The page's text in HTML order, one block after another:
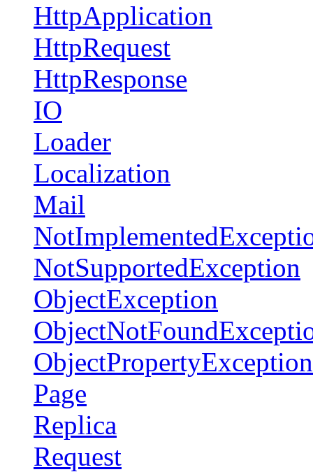
HttpApplication
HttpRequest
HttpResponse
IO
Loader
Localization
Mail
NotSupportedException
ObjectException
ObjectPropertyException
Page
Replica
Request